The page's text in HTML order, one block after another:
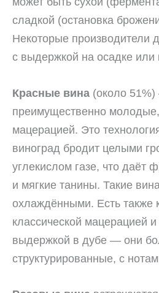
сладкой (остановка
Некоторые производители
с выдержкой на осадке
Красные вина (около
преимущественно молодые,
мацерацией. Это
виноград бродит целыми
углекислом газе, что даёт
и мягкие танины. Такие
охлаждёнными. Есть также
классической мацерацией и
выдержкой в дубе — они
структурированные, с